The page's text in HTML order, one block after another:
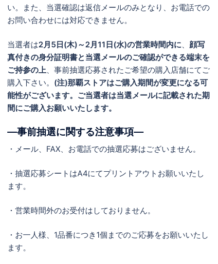
い。また、当選確認は返信メールのみとなり、お電話での
お問い合わせには対応できません。
当選者は2月5日(木)～2月11日(水)の営業時間内に
顔写
真付きの身分証明書と当選メールのご確認ができる端末を
ご持参の上 、事前抽選応募されたご希望の購入店舗にてご
購入下さい。 (注)那覇ストアはご購入期間が変更になる可
能性がございます。ご当選者は当選メールに記載された期
間にご購入お願いいたします。
―事前抽選に関する注意事項―
・メール、FAX、お電話での抽選応募はございません。
・抽選応募シートはA4にてプリントアウトお願いいたし
ます。
・営業時間外のお受付はしておりません。
・お一人様、1品番につき1個までのご応募をお願いいたし
ます。